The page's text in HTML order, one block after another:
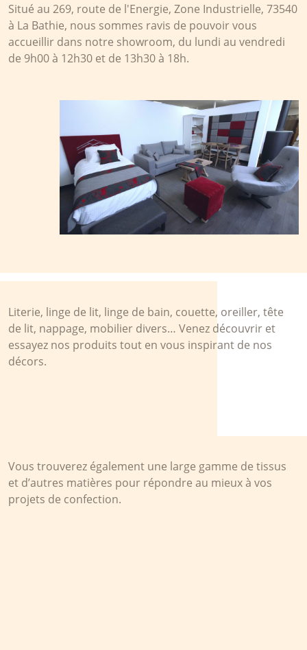
Situé au 269, route de l'Energie, Zone Industrielle, 73540
à La Bathie, nous sommes ravis de pouvoir vous
accueillir dans notre showroom, du lundi au vendredi
de 9h00 à 12h30 et de 13h30 à 18h.
Literie, linge de lit, linge de bain, couette, oreiller, tête
de lit, nappage, mobilier divers… Venez découvrir et
essayez nos produits tout en vous inspirant de nos
décors.
Vous trouverez également une large gamme de tissus
et d’autres matières pour répondre au mieux à vos
projets de confection.